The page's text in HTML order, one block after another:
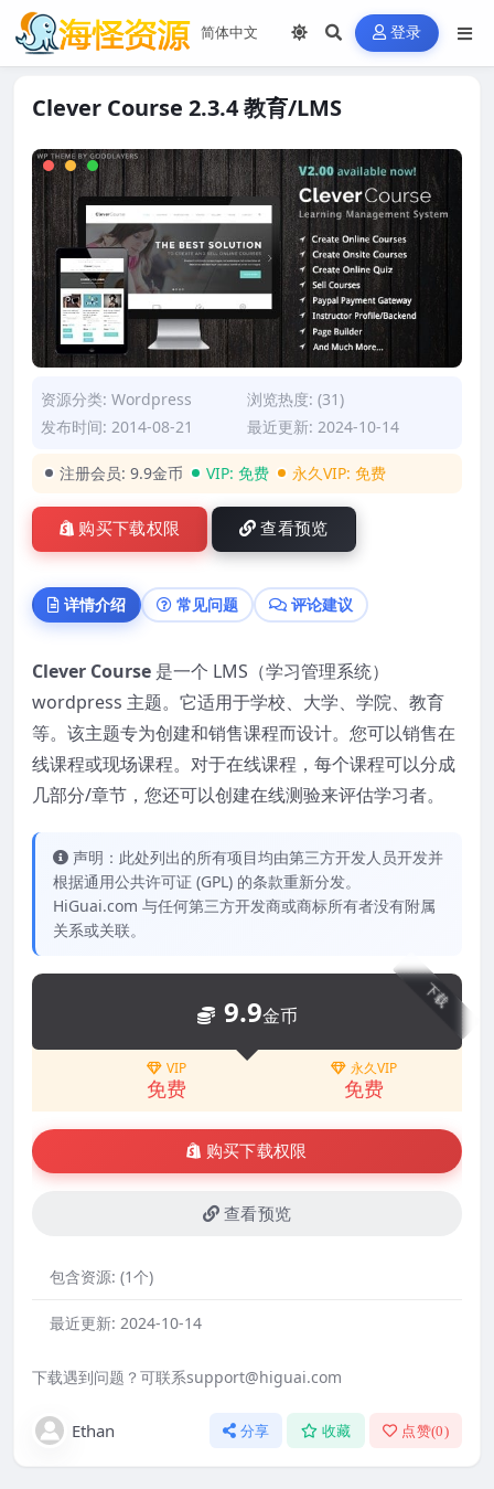
登录
Clever Course 2.3.4 教育/LMS
资源分类: Wordpress
浏览热度: (31)
发布时间: 2014-08-21
最近更新: 2024-10-14
注册会员: 9.9金币 VIP: 免费 永久VIP: 免费
购买下载权限 查看预览
详情介绍 常见问题 评论建议
Clever Course 是一个 LMS（学习管理系统）
wordpress 主题。它适用于学校、大学、学院、教育
等。该主题专为创建和销售课程而设计。您可以销售在
线课程或现场课程。对于在线课程，每个课程可以分成
几部分/章节，您还可以创建在线测验来评估学习者。
声明：此处列出的所有项目均由第三方开发人员开发并
根据通用公共许可证 (GPL) 的条款重新分发。
HiGuai.com 与任何第三方开发商或商标所有者没有附属
关系或关联。
下载
9.9金币
VIP
免费
永久VIP
免费
购买下载权限
查看预览
包含资源: (1个)
最近更新: 2024-10-14
下载遇到问题？可联系support@higuai.com
Ethan 分享 收藏 点赞(0)